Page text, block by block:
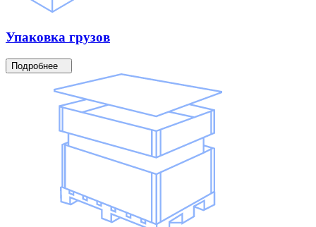
Упаковка грузов
Подробнее